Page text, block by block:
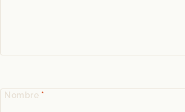
Nombre *